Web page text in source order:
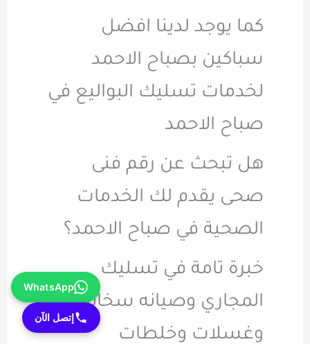
كما يوجد لدينا افضل
سباكين بصباح الاحمد
لخدمات تسليك البواليع في
صباح الاحمد
هل تبحث عن رقم فنى
صحى يقدم لك الخدمات
الصحية في صباح الاحمد؟
خبرة تامة في تسليك
المجاري وصيانه سخانات
وغسلات وخلطات
WhatsApp
إتصل الآن